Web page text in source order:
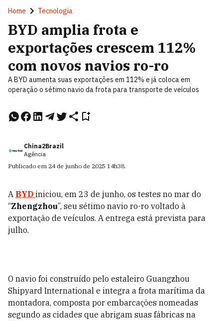
Home Tecnologia
BYD amplia frota e
exportações crescem 112%
com novos navios ro-ro
A BYD aumenta suas exportações em 112% e já coloca em
operação o sétimo navio da frota para transporte de veículos
China2Brazil
Agência
Publicado em 24 de junho de 2025 14h38.
A BYD iniciou, em 23 de junho, os testes no mar do
“Zhengzhou”, seu sétimo navio ro-ro voltado à
exportação de veículos. A entrega está prevista para
julho.
O navio foi construído pelo estaleiro Guangzhou
Shipyard International e integra a frota marítima da
montadora, composta por embarcações nomeadas
segundo as cidades que abrigam suas fábricas na